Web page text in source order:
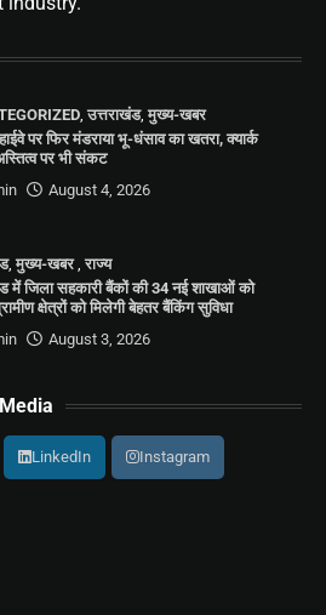
,उत्तराखंड,मुख्य-खबर
पर फिर मंडराया भू-धंसाव का खतरा, क्यार्क
पर भी संकट
August 4, 2026
,मुख्य-खबर,राज्य
में जिला सहकारी बैंकों की 34 नई शाखाओं को
क्षेत्रों को मिलेगी बेहतर बैंकिंग सुविधा
August 3, 2026
LinkedIn Instagram